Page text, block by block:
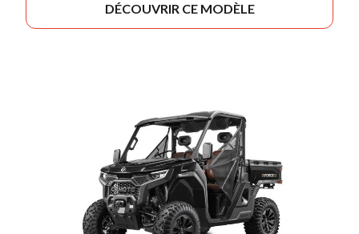
DÉCOUVRIR CE MODÈLE